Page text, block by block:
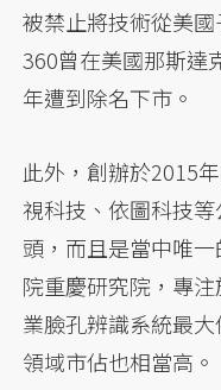
被禁止將技術從美
360曾在美國那斯達
年遭到除名下市。
此外，創辦於2015
視科技、依圖科技
頭，而且是當中唯
院重慶研究院，專
業臉孔辨識系統最
領域市佔也相當高。